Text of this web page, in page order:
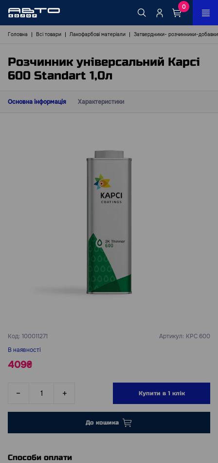
0
Головна Всі товари Лакофарбові матеріали Затвердники- розчинники-
Розчинник універсальний Kapci
600 Standart 1,0л
Основна інформація Характеристики
Код: 100011271 Артикул: KPC 600
В наявності
409₴
Купити в 1 клік
До кошика
Способи оплати